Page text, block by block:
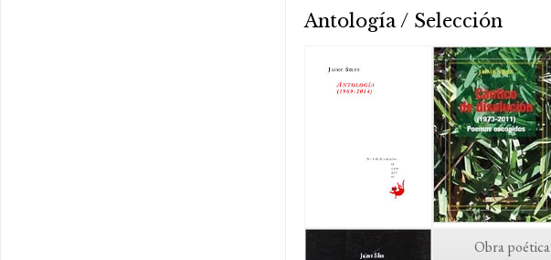
Antología / Selección
Obra poética